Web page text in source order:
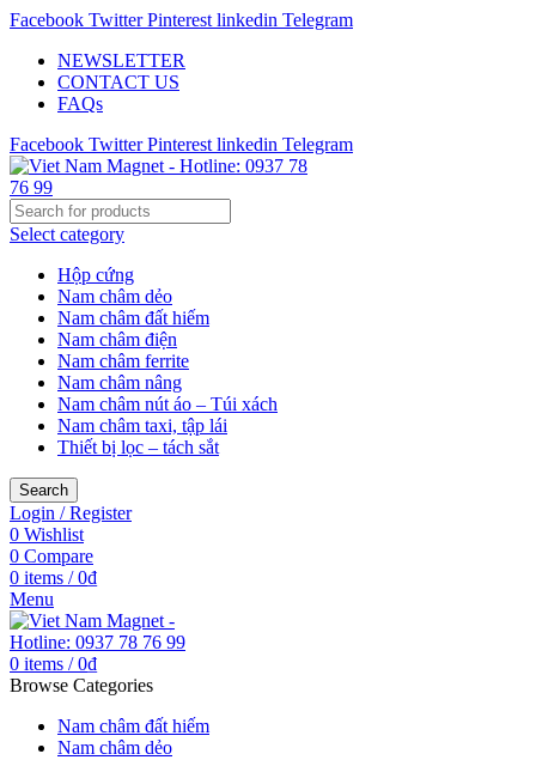
Facebook Twitter Pinterest linkedin Telegram
NEWSLETTER
CONTACT US
FAQs
Facebook Twitter Pinterest linkedin Telegram
Select category
Hộp cứng
Nam châm dẻo
Nam châm đất hiếm
Nam châm điện
Nam châm ferrite
Nam châm nâng
Nam châm nút áo – Túi xách
Nam châm taxi, tập lái
Thiết bị lọc – tách sắt
Search
Login / Register
0 Wishlist
0 Compare
0 items / 0₫
Menu
0 items / 0₫
Browse Categories
Nam châm đất hiếm
Nam châm dẻo